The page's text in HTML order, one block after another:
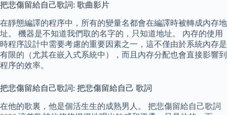
把悲傷留給自己歌詞: 歌曲影片
在靜態編譯的程序中，所有的變量名都會在編譯時被轉成內存地
址。 機器是不知道我們取的名字的，只知道地址。 內存的使用
時程序設計中需要考慮的重要因素之一，這不僅由於系統內存是
有限的（尤其在嵌入式系統中），而且內存分配也會直接影響到
程序的效率。
把悲傷留給自己歌詞: 把悲傷留給自己 歌詞
在他的歌裏，他是個活生生的成熟男人。 把悲傷留給自己歌詞